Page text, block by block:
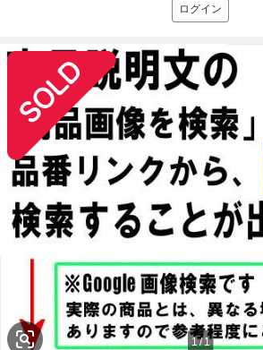
ログイン
1/ 1